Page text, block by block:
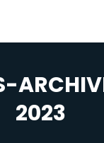
2023